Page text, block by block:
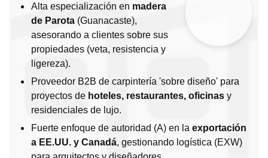
Alta especialización en madera
de Parota (Guanacaste),
asesorando a clientes sobre sus
propiedades (veta, resistencia y
ligereza).
Proveedor B2B de carpintería 'sobre diseño' para
proyectos de hoteles, restaurantes, oficinas y
residenciales de lujo.
Fuerte enfoque de autoridad (A) en la exportación
a EE.UU. y Canadá, gestionando logística (EXW)